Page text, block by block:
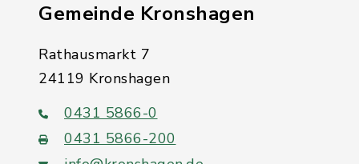
Gemeinde Kronshagen
Rathausmarkt 7
24119 Kronshagen
0431 5866-0
0431 5866-200